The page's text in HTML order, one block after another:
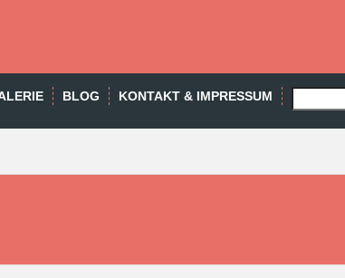
BLOG KONTAKT & IMPRESSUM